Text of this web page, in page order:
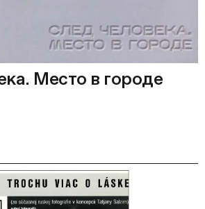
Место в городе